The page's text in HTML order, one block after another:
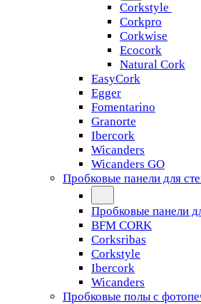
Corkstyle
Corkpro
Corkwise
Ecocork
Natural Cork
EasyCork
Egger
Fomentarino
Granorte
Ibercork
Wicanders
Wicanders GO
Пробковые панели для
Пробковые панели
BFM CORK
Corksribas
Corkstyle
Ibercork
Wicanders
Пробковые полы с